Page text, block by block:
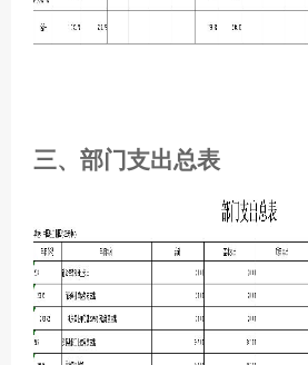
三、部门支出总表